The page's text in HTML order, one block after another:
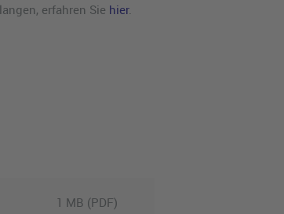
erfahren Sie hier.
1 MB (PDF)